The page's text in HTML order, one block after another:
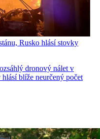
Rusko hlásí stovky
dronový nálet v
blíže neurčený počet